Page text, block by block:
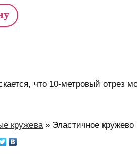
что 10-метровый отрез
кружева» Эластичное